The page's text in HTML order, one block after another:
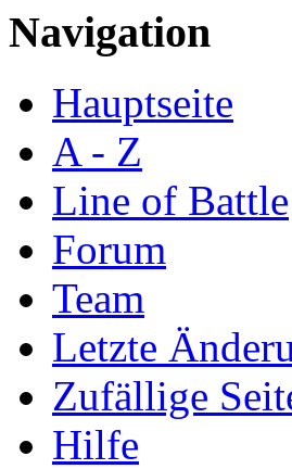
Navigation
Hauptseite
A - Z
Line of Battle
Forum
Team
Letzte
Zufällige
Hilfe